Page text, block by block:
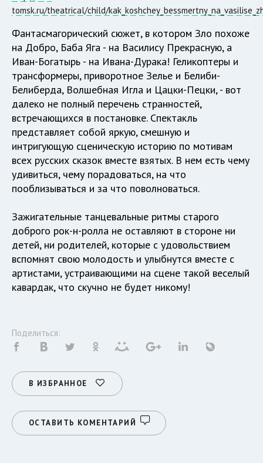
tomsk.ru/theatrical/child/
Фантасмагорический сюжет, в котором Зло похоже
на Добро, Баба Яга - на Василису Прекрасную, а
Иван-Богатырь - на Ивана-Дурака! Геликоптеры и
трансформеры, приворотное Зелье и Белиби-
Белиберда, Волшебная Игла и Цацки-Пецки, - вот
далеко не полный перечень странностей,
встречающихся в постановке. Спектакль
представляет собой яркую, смешную и
интригующую сценическую историю по мотивам
всех русских сказок вместе взятых. В нем есть чему
удивиться, чему порадоваться, на что
пооблизываться и за что поволноваться.
Зажигательные танцевальные ритмы старого
доброго рок-н-ролла не оставляют в стороне ни
детей, ни родителей, которые с удовольствием
вспомнят свою молодость и улыбнутся вместе с
артистами, устраивающими на сцене такой веселый
кавардак, что скучно не будет никому!
Поделиться:
В ИЗБРАННОЕ
ОСТАВИТЬ КОМЕНТАРИЙ